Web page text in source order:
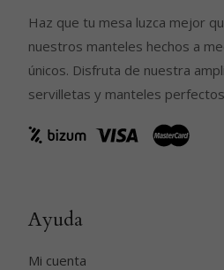
Haz que tu mesa luzca mejor
nuestros manteles hechos a
únicos. Disfruta de nuestra
servilletas y manteles
Ayuda
Mi cuenta